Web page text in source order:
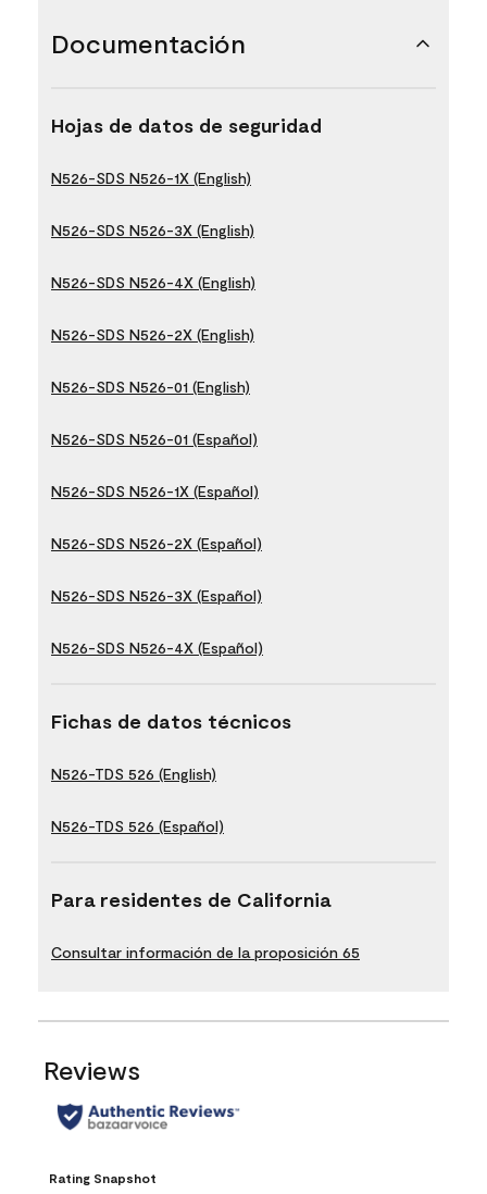
Documentación
Hojas de datos de seguridad
N526-SDS N526-1X (English)
N526-SDS N526-3X (English)
N526-SDS N526-4X (English)
N526-SDS N526-2X (English)
N526-SDS N526-01 (English)
N526-SDS N526-01 (Español)
N526-SDS N526-1X (Español)
N526-SDS N526-2X (Español)
N526-SDS N526-3X (Español)
N526-SDS N526-4X (Español)
Fichas de datos técnicos
N526-TDS 526 (English)
N526-TDS 526 (Español)
Para residentes de California
Consultar información de la proposición 65
Reviews
Rating Snapshot